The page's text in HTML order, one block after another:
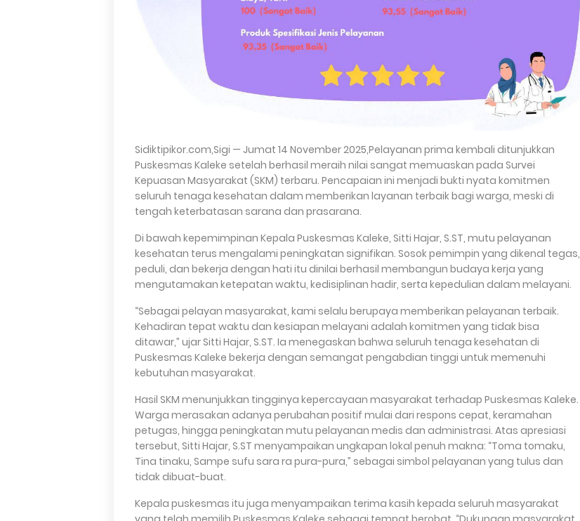
Sidiktipikor.com,Sigi — Jumat 14 November 2025,Pelayanan prima kembali ditunjukkan
Puskesmas Kaleke setelah berhasil meraih nilai sangat memuaskan pada Survei
Kepuasan Masyarakat (SKM) terbaru. Pencapaian ini menjadi bukti nyata komitmen
seluruh tenaga kesehatan dalam memberikan layanan terbaik bagi warga, meski di
tengah keterbatasan sarana dan prasarana.
Di bawah kepemimpinan Kepala Puskesmas Kaleke, Sitti Hajar, S.ST, mutu pelayanan
kesehatan terus mengalami peningkatan signifikan. Sosok pemimpin yang dikenal tegas,
peduli, dan bekerja dengan hati itu dinilai berhasil membangun budaya kerja yang
mengutamakan ketepatan waktu, kedisiplinan hadir, serta kepedulian dalam melayani.
“Sebagai pelayan masyarakat, kami selalu berupaya memberikan pelayanan terbaik.
Kehadiran tepat waktu dan kesiapan melayani adalah komitmen yang tidak bisa
ditawar,” ujar Sitti Hajar, S.ST. Ia menegaskan bahwa seluruh tenaga kesehatan di
Puskesmas Kaleke bekerja dengan semangat pengabdian tinggi untuk memenuhi
kebutuhan masyarakat.
Hasil SKM menunjukkan tingginya kepercayaan masyarakat terhadap Puskesmas Kaleke.
Warga merasakan adanya perubahan positif mulai dari respons cepat, keramahan
petugas, hingga peningkatan mutu pelayanan medis dan administrasi. Atas apresiasi
tersebut, Sitti Hajar, S.ST menyampaikan ungkapan lokal penuh makna: “Toma tomaku,
Tina tinaku, Sampe sufu sara ra pura-pura,” sebagai simbol pelayanan yang tulus dan
tidak dibuat-buat.
Kepala puskesmas itu juga menyampaikan terima kasih kepada seluruh masyarakat